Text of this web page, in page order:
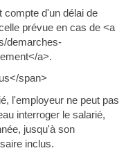
compte d'un délai de
prévue en cas de <a
demarches-
a>.
span>
l'employeur ne peut pas
interroger le salarié,
jusqu'à son
inclus.